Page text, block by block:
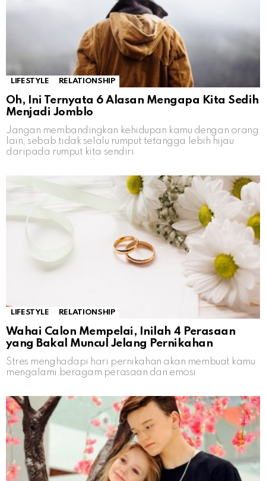
LIFESTYLE RELATIONSHIP
Oh, Ini Ternyata 6 Alasan Mengapa Kita Sedih
Menjadi Jomblo
Jangan membandingkan kehidupan kamu dengan orang
lain, sebab tidak selalu rumput tetangga lebih hijau
daripada rumput kita sendiri
LIFESTYLE RELATIONSHIP
Wahai Calon Mempelai, Inilah 4 Perasaan
yang Bakal Muncul Jelang Pernikahan
Stres menghadapi hari pernikahan akan membuat kamu
mengalami beragam perasaan dan emosi